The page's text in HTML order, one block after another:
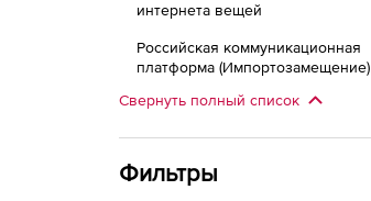
интернета вещей
Российская коммуникационная
платформа (Импортозамещение)
Свернуть полный список
Фильтры